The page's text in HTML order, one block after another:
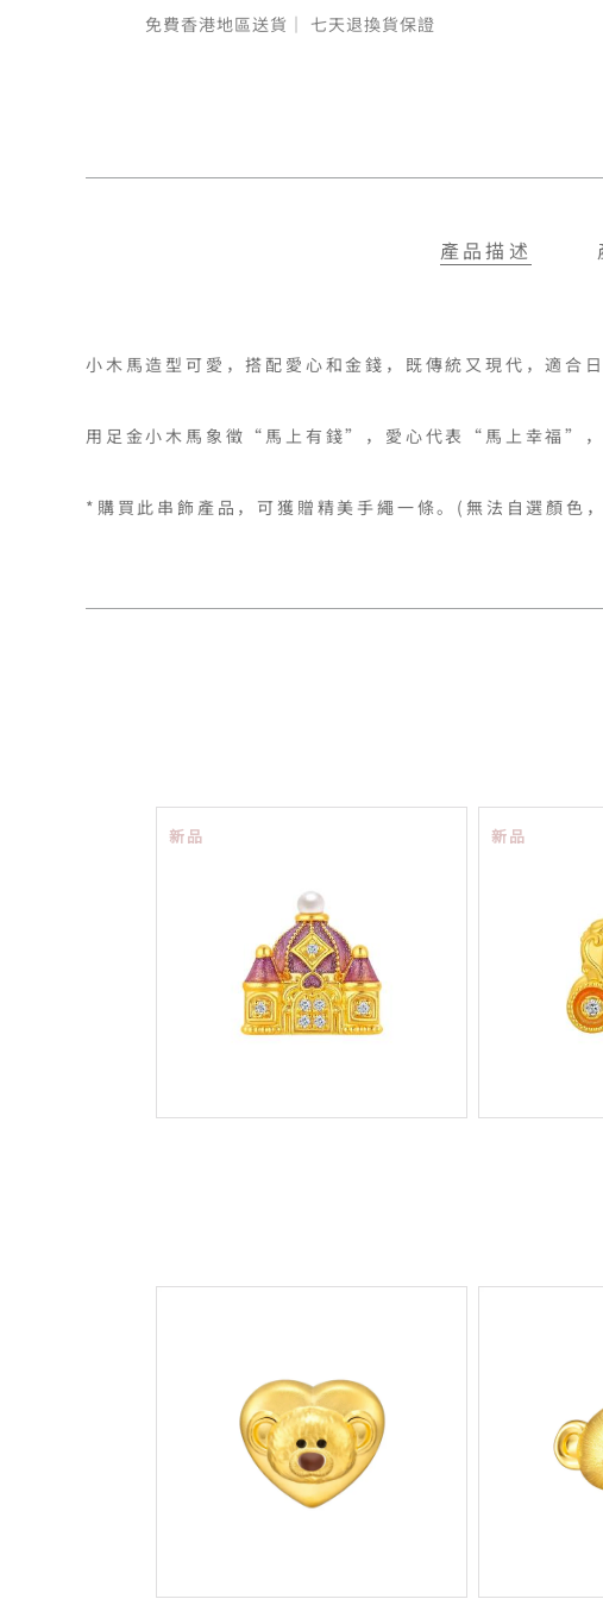
免費香港地區送貨｜ 七天退換貨保證
產品描述
小木馬造型可愛，搭配愛心和金錢，既傳統又現代，適合日
用足金小木馬象徵“馬上有錢”，愛心代表“馬上幸福”
*購買此串飾產品，可獲贈精美手繩一條。(無法自選顏色
新品 新品